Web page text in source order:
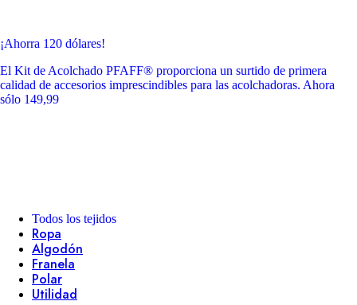
¡Ahorra 120 dólares!
El Kit de Acolchado PFAFF® proporciona un surtido de primera
calidad de accesorios imprescindibles para las acolchadoras. Ahora
sólo 149,99
Todos los tejidos
Ropa
Algodón
Franela
Polar
Utilidad